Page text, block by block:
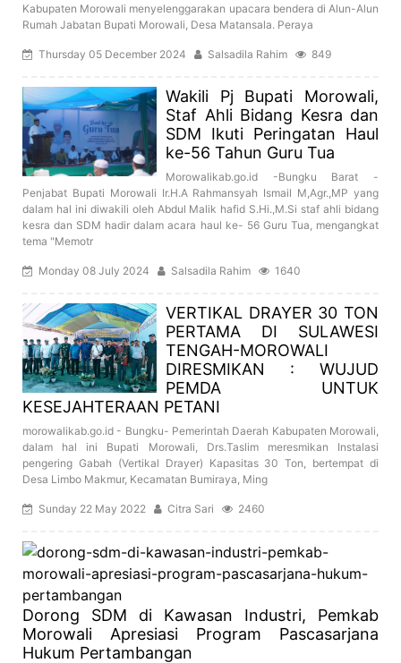
Kabupaten Morowali menyelenggarakan upacara bendera di Alun-Alun
Rumah Jabatan Bupati Morowali, Desa Matansala. Peraya
Thursday 05 December 2024 Salsadila Rahim 849
Wakili Pj Bupati Morowali,
Staf Ahli Bidang Kesra dan
SDM Ikuti Peringatan Haul
ke-56 Tahun Guru Tua
Morowalikab.go.id -Bungku Barat -
Penjabat Bupati Morowali Ir.H.A Rahmansyah Ismail M,Agr.,MP yang
dalam hal ini diwakili oleh Abdul Malik hafid S.Hi.,M.Si staf ahli bidang
kesra dan SDM hadir dalam acara haul ke- 56 Guru Tua, mengangkat
tema "Memotr
Monday 08 July 2024 Salsadila Rahim 1640
VERTIKAL DRAYER 30 TON
PERTAMA DI SULAWESI
TENGAH-MOROWALI
DIRESMIKAN : WUJUD
PEMDA UNTUK
KESEJAHTERAAN PETANI
morowalikab.go.id - Bungku- Pemerintah Daerah Kabupaten Morowali,
dalam hal ini Bupati Morowali, Drs.Taslim meresmikan Instalasi
pengering Gabah (Vertikal Drayer) Kapasitas 30 Ton, bertempat di
Desa Limbo Makmur, Kecamatan Bumiraya, Ming
Sunday 22 May 2022 Citra Sari 2460
Dorong SDM di Kawasan Industri, Pemkab
Morowali Apresiasi Program Pascasarjana
Hukum Pertambangan